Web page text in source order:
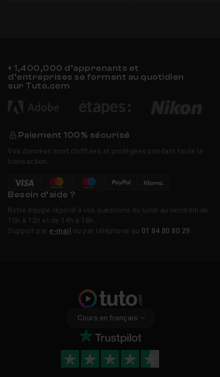
+ 1,400,000 d’apprenants et
d’entreprises se forment au quotidien
sur Tuto.com
Paiement 100% sécurisé
Vos données sont chiffrées et protégées pendant toute la
transaction.
Besoin d’aide ?
Notre équipe répond à vos questions du lundi au vendredi de
10h à 12h et de 14h à 16h.
Support par e-mail ou par téléphone au 01 84 80 80 29
Cours en français